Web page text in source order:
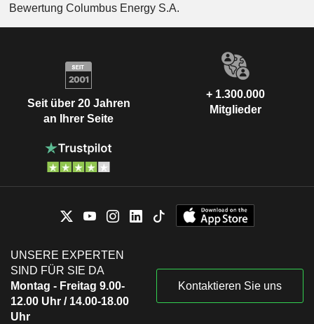
Bewertung Columbus Energy S.A.
Seit über 20 Jahren
an Ihrer Seite
+ 1.300.000
Mitglieder
UNSERE EXPERTEN
SIND FÜR SIE DA
Montag - Freitag 9.00-
12.00 Uhr / 14.00-18.00
Uhr
Kontaktieren Sie uns